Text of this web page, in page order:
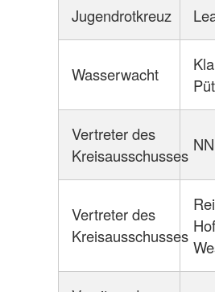
Jugendrotkreuz
Wasserwacht
Vertreter des
Kreisausschusses
NN
Vertreter des
Kreisausschusses